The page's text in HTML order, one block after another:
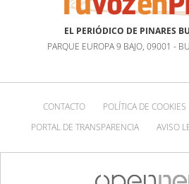
EL PERIÓDICO DE PINARES
PARQUE EUROPA 9 BAJO, 09001 -
CONTACTO POLÍTICA DE COOKIES
PORTAL DE TRANSPARENCIA
AVISO